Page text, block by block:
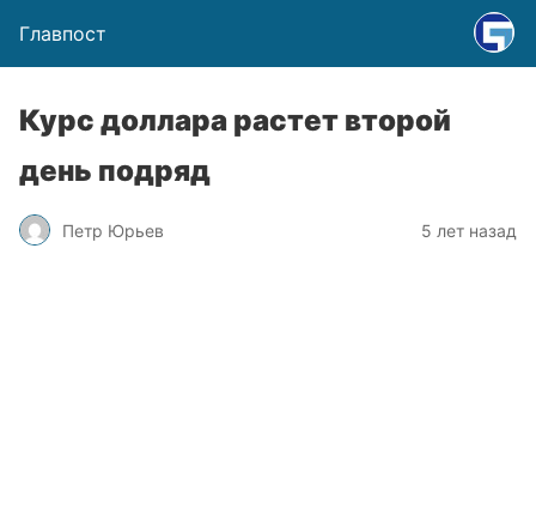
Главпост
Курс доллара растет второй
день подряд
Петр Юрьев 5 лет назад